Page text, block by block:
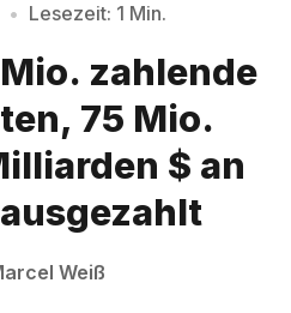
3 Zeichen ein
• Lesezeit: 1 Min.
zahlende
75 Mio.
$ an
Weiß